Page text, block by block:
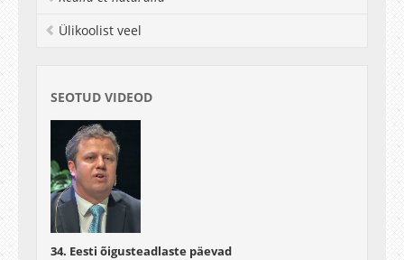
Ülikoolist veel
SEOTUD VIDEOD
34. Eesti õigusteadlaste päevad